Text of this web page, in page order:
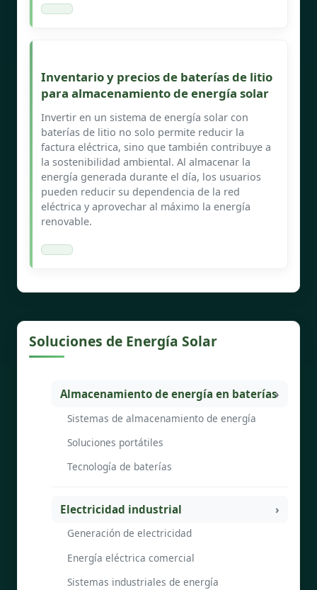
Inventario y precios de baterías de litio
para almacenamiento de energía solar
Invertir en un sistema de energía solar con
baterías de litio no solo permite reducir la
factura eléctrica, sino que también contribuye a
la sostenibilidad ambiental. Al almacenar la
energía generada durante el día, los usuarios
pueden reducir su dependencia de la red
eléctrica y aprovechar al máximo la energía
renovable.
Soluciones de Energía Solar
Almacenamiento de energía en baterías
Sistemas de almacenamiento de energía
Soluciones portátiles
Tecnología de baterías
Electricidad industrial
Generación de electricidad
Energía eléctrica comercial
Sistemas industriales de energía